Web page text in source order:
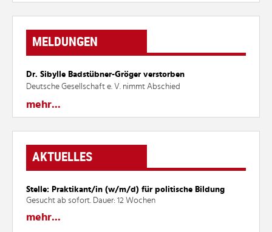
MELDUNGEN
Dr. Sibylle Badstübner-Gröger verstorben
Deutsche Gesellschaft e. V. nimmt Abschied
mehr...
AKTUELLES
Stelle: Praktikant/in (w/m/d) für politische Bildung
Gesucht ab sofort. Dauer: 12 Wochen
mehr...